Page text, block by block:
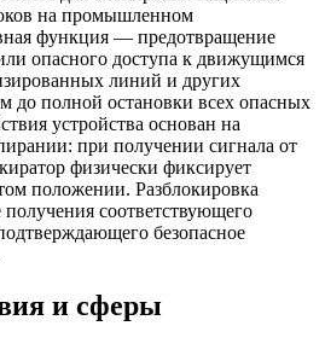
на промышленном
функция — предотвращение
опасного доступа к движущимся
линий и других
до полной остановки всех опасных
устройства основан на
при получении сигнала от
физически фиксирует
положении. Разблокировка
получения соответствующего
безопасное
и сферы